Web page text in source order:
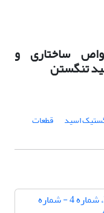
ساختاری و
تنگستن
اسید قطعات
دوره 3، شماره 4 - شماره